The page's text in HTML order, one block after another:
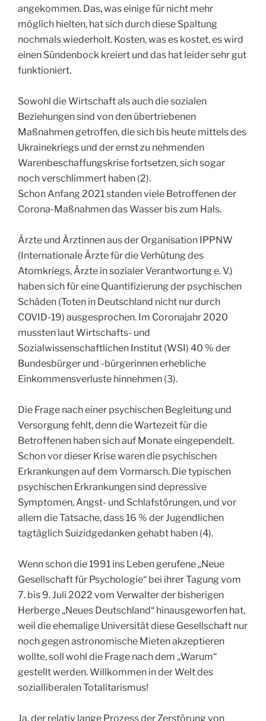
angekommen. Das, was einige für nicht mehr
möglich hielten, hat sich durch diese Spaltung
nochmals wiederholt. Kosten, was es kostet, es wird
einen Sündenbock kreiert und das hat leider sehr gut
funktioniert.
Sowohl die Wirtschaft als auch die sozialen
Beziehungen sind von den übertriebenen
Maßnahmen getroffen, die sich bis heute mittels des
Ukrainekriegs und der ernst zu nehmenden
Warenbeschaffungskrise fortsetzen, sich sogar
noch verschlimmert haben (2).
Schon Anfang 2021 standen viele Betroffenen der
Corona-Maßnahmen das Wasser bis zum Hals.
Ärzte und Ärztinnen aus der Organisation IPPNW
(Internationale Ärzte für die Verhütung des
Atomkriegs, Ärzte in sozialer Verantwortung e. V.)
haben sich für eine Quantifizierung der psychischen
Schäden (Toten in Deutschland nicht nur durch
COVID-19) ausgesprochen. Im Coronajahr 2020
mussten laut Wirtschafts- und
Sozialwissenschaftlichen Institut (WSI) 40 % der
Bundesbürger und -bürgerinnen erhebliche
Einkommensverluste hinnehmen (3).
Die Frage nach einer psychischen Begleitung und
Versorgung fehlt, denn die Wartezeit für die
Betroffenen haben sich auf Monate eingependelt.
Schon vor dieser Krise waren die psychischen
Erkrankungen auf dem Vormarsch. Die typischen
psychischen Erkrankungen sind depressive
Symptomen, Angst- und Schlafstörungen, und vor
allem die Tatsache, dass 16 % der Jugendlichen
tagtäglich Suizidgedanken gehabt haben (4).
Wenn schon die 1991 ins Leben gerufene „Neue
Gesellschaft für Psychologie“ bei ihrer Tagung vom
7. bis 9. Juli 2022 vom Verwalter der bisherigen
Herberge „Neues Deutschland“ hinausgeworfen hat,
weil die ehemalige Universität diese Gesellschaft nur
noch gegen astronomische Mieten akzeptieren
wollte, soll wohl die Frage nach dem „Warum“
gestellt werden. Willkommen in der Welt des
sozialliberalen Totalitarismus!
Ja, der relativ lange Prozess der Zerstörung von